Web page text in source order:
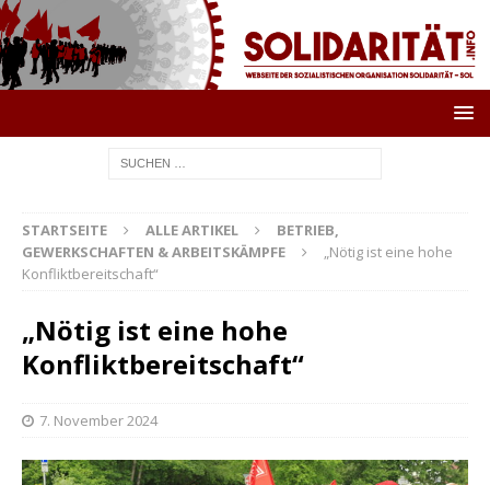
STARTSEITE ALLE ARTIKEL
BETRIEB,
GEWERKSCHAFTEN & ARBEITSKÄMPFE
„Nötig ist eine hohe
Konfliktbereitschaft“
„Nötig ist eine hohe
Konfliktbereitschaft“
7. November 2024